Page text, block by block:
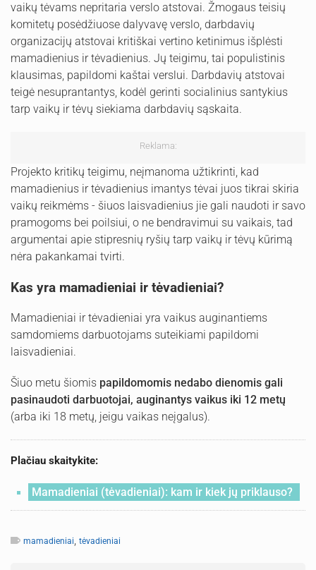
vaikų tėvams nepritaria verslo atstovai. Žmogaus teisių
komitetų posėdžiuose dalyvavę verslo, darbdavių
organizacijų atstovai kritiškai vertino ketinimus išplėsti
mamadienius ir tėvadienius. Jų teigimu, tai populistinis
klausimas, papildomi kaštai verslui. Darbdavių atstovai
teigė nesuprantantys, kodėl gerinti socialinius santykius
tarp vaikų ir tėvų siekiama darbdavių sąskaita.
Reklama:
Projekto kritikų teigimu, neįmanoma užtikrinti, kad
mamadienius ir tėvadienius imantys tėvai juos tikrai skiria
vaikų reikmėms - šiuos laisvadienius jie gali naudoti ir savo
pramogoms bei poilsiui, o ne bendravimui su vaikais, tad
argumentai apie stipresnių ryšių tarp vaikų ir tėvų kūrimą
nėra pakankamai tvirti.
Kas yra mamadieniai ir tėvadieniai?
Mamadieniai ir tėvadieniai yra vaikus auginantiems
samdomiems darbuotojams suteikiami papildomi
laisvadieniai.
Šiuo metu šiomis papildomomis nedabo dienomis gali
pasinaudoti darbuotojai, auginantys vaikus iki 12 metų
(arba iki 18 metų, jeigu vaikas neįgalus).
Plačiau skaitykite:
Mamadieniai (tėvadieniai): kam ir kiek jų priklauso?
mamadieniai, tėvadieniai